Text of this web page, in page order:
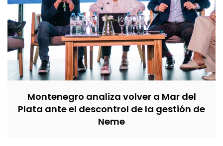
Montenegro analiza volver a Mar del
Plata ante el descontrol de la gestión de
Neme